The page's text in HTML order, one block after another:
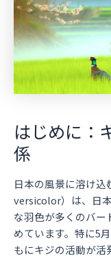
はじめに：
係
日本の風景に溶け
versicolor）は、日
な羽色が多くのバー
めています。特に5
もにキジの活動が活